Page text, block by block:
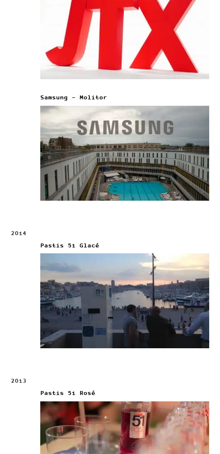
Samsung – Molitor
2014
Pastis 51 Glacé
2013
Pastis 51 Rosé